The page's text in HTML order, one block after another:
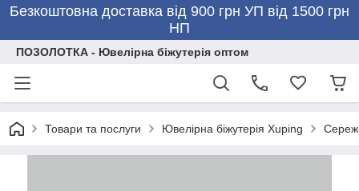
Безкоштовна доставка від 900 грн УП від 1500 грн
НП
ПОЗОЛОТКА - Ювелірна біжутерія оптом
Товари та послуги Ювелірна біжутерія Xuping